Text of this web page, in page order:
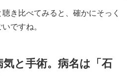
き比べてみると、確かにそっく
ですね。
と手術。病名は
「石